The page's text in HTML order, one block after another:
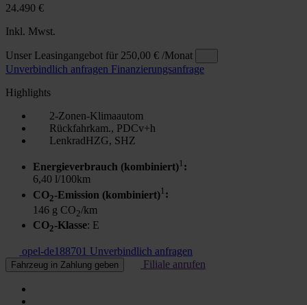
24.490 €
Inkl. Mwst.
Unser Leasingangebot für 250,00 € /Monat
Unverbindlich anfragen Finanzierungsanfrage
Highlights
2-Zonen-Klimaautom
Rückfahrkam., PDCv+h
LenkradHZG, SHZ
Energieverbrauch (kombiniert)1 :
6,40 l/100km
CO2-Emission (kombiniert)1 :
146 g CO2/km
CO2-Klasse: E
opel-de188701 Unverbindlich anfragen
Fahrzeug in Zahlung geben Filiale anrufen